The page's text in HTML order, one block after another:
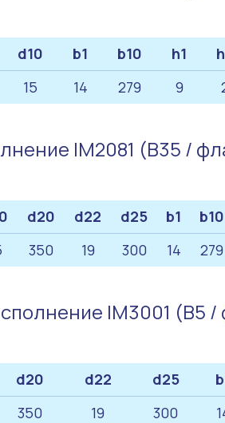
d10 b1 b10 h1
15 14 279 9
IM2081 (B35 /
d20 d22 d25 b1 b10
350 19 300 14 279
IM3001 (B5
d20 d22 d25
350 19 300